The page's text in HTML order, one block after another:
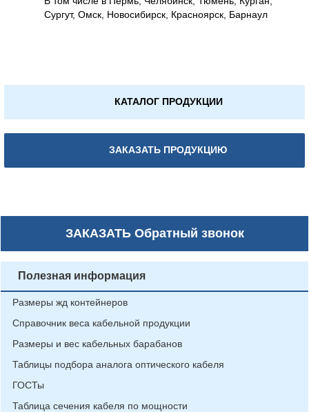
Сургут, Омск, Новосибирск, Красноярск, Барнаул
КАТАЛОГ ПРОДУКЦИИ
ЗАКАЗАТЬ ПРОДУКЦИЮ
ЗАКАЗАТЬОбратный звонок
Полезная информация
Размеры жд контейнеров
Справочник веса кабельной продукции
Размеры и вес кабельных барабанов
Таблицы подбора аналога оптического кабеля
ГОСТы
Таблица сечения кабеля по мощности